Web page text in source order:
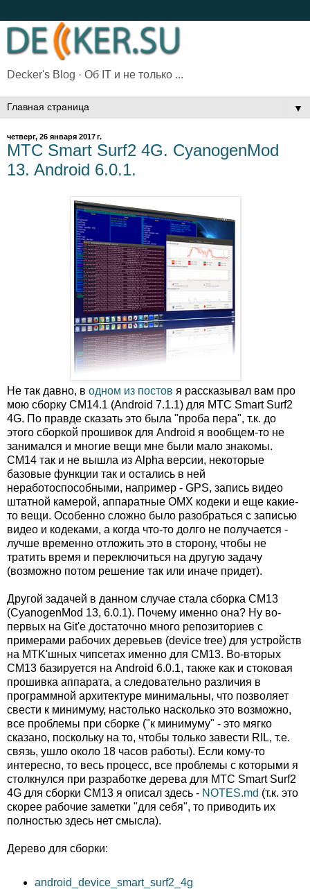
Decker's Blog · Об IT и не только ...
▼
четверг, 26 января 2017 г.
МТС Smart Surf2 4G. CyanogenMod
13. Android 6.0.1.
Не так давно, в одном из постов я рассказывал вам про
мою сборку CM14.1 (Android 7.1.1) для МТС Smart Surf2
4G. По правде сказать это была "проба пера", т.к. до
этого сборкой прошивок для Android я вообщем-то не
занимался и многие вещи мне были мало знакомы.
CM14 так и не вышла из Alpha версии, некоторые
базовые функции так и остались в ней
неработоспособными, например - GPS, запись видео
штатной камерой, аппаратные OMX кодеки и еще какие-
то вещи. Особенно сложно было разобраться с записью
видео и кодеками, а когда что-то долго не получается -
лучше временно отложить это в сторону, чтобы не
тратить время и переключиться на другую задачу
(возможно потом решение так или иначе придет).
Другой задачей в данном случае стала сборка CM13
(CyanogenMod 13, 6.0.1). Почему именно она? Ну во-
первых на Git'е достаточно много репозиториев с
примерами рабочих деревьев (device tree) для устройств
на MTK'шных чипсетах именно для CM13. Во-вторых
CM13 базируется на Android 6.0.1, также как и стоковая
прошивка аппарата, а следовательно различия в
программной архитектуре минимальны, что позволяет
свести к минимуму, настолько насколько это возможно,
все проблемы при сборке ("к минимуму" - это мягко
сказано, поскольку на то, чтобы только завести RIL, т.е.
связь, ушло около 18 часов работы). Если кому-то
интересно, то весь процесс, все проблемы с которыми я
столкнулся при разработке дерева для МТС Smart Surf2
4G для сборки CM13 я описал здесь - NOTES.md (т.к. это
скорее рабочие заметки "для себя", то приводить их
полностью здесь нет смысла).
Дерево для сборки:
android_device_smart_surf2_4g